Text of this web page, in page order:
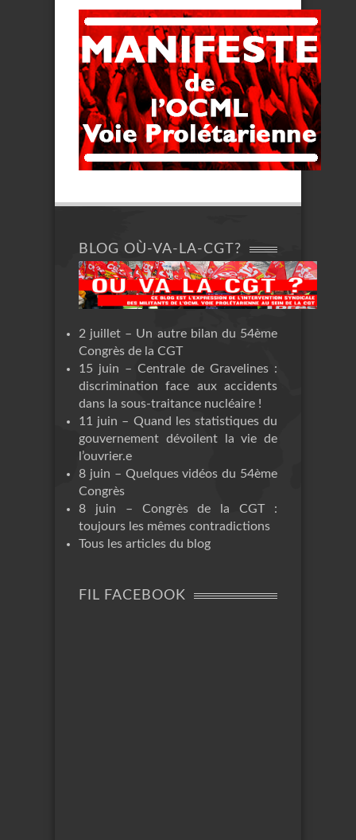
BLOG OÙ-VA-LA-CGT?
2 juillet – Un autre bilan du 54ème
Congrès de la CGT
15 juin – Centrale de Gravelines :
discrimination face aux accidents
dans la sous-traitance nucléaire !
11 juin – Quand les statistiques du
gouvernement dévoilent la vie de
l’ouvrier.e
8 juin – Quelques vidéos du 54ème
Congrès
8 juin – Congrès de la CGT :
toujours les mêmes contradictions
Tous les articles du blog
FIL FACEBOOK